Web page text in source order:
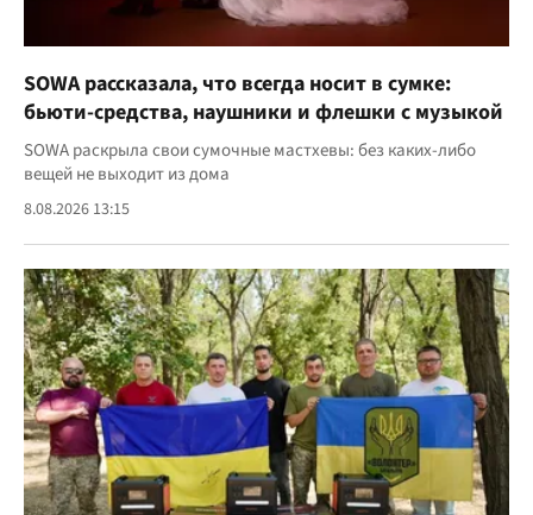
SOWA рассказала, что всегда носит в сумке:
бьюти-средства, наушники и флешки с музыкой
SOWA раскрыла свои сумочные мастхевы: без каких-либо
вещей не выходит из дома
8.08.2026 13:15